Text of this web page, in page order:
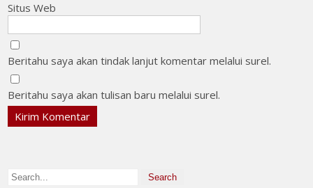
Situs Web
Beritahu saya akan tindak lanjut komentar melalui surel.
Beritahu saya akan tulisan baru melalui surel.